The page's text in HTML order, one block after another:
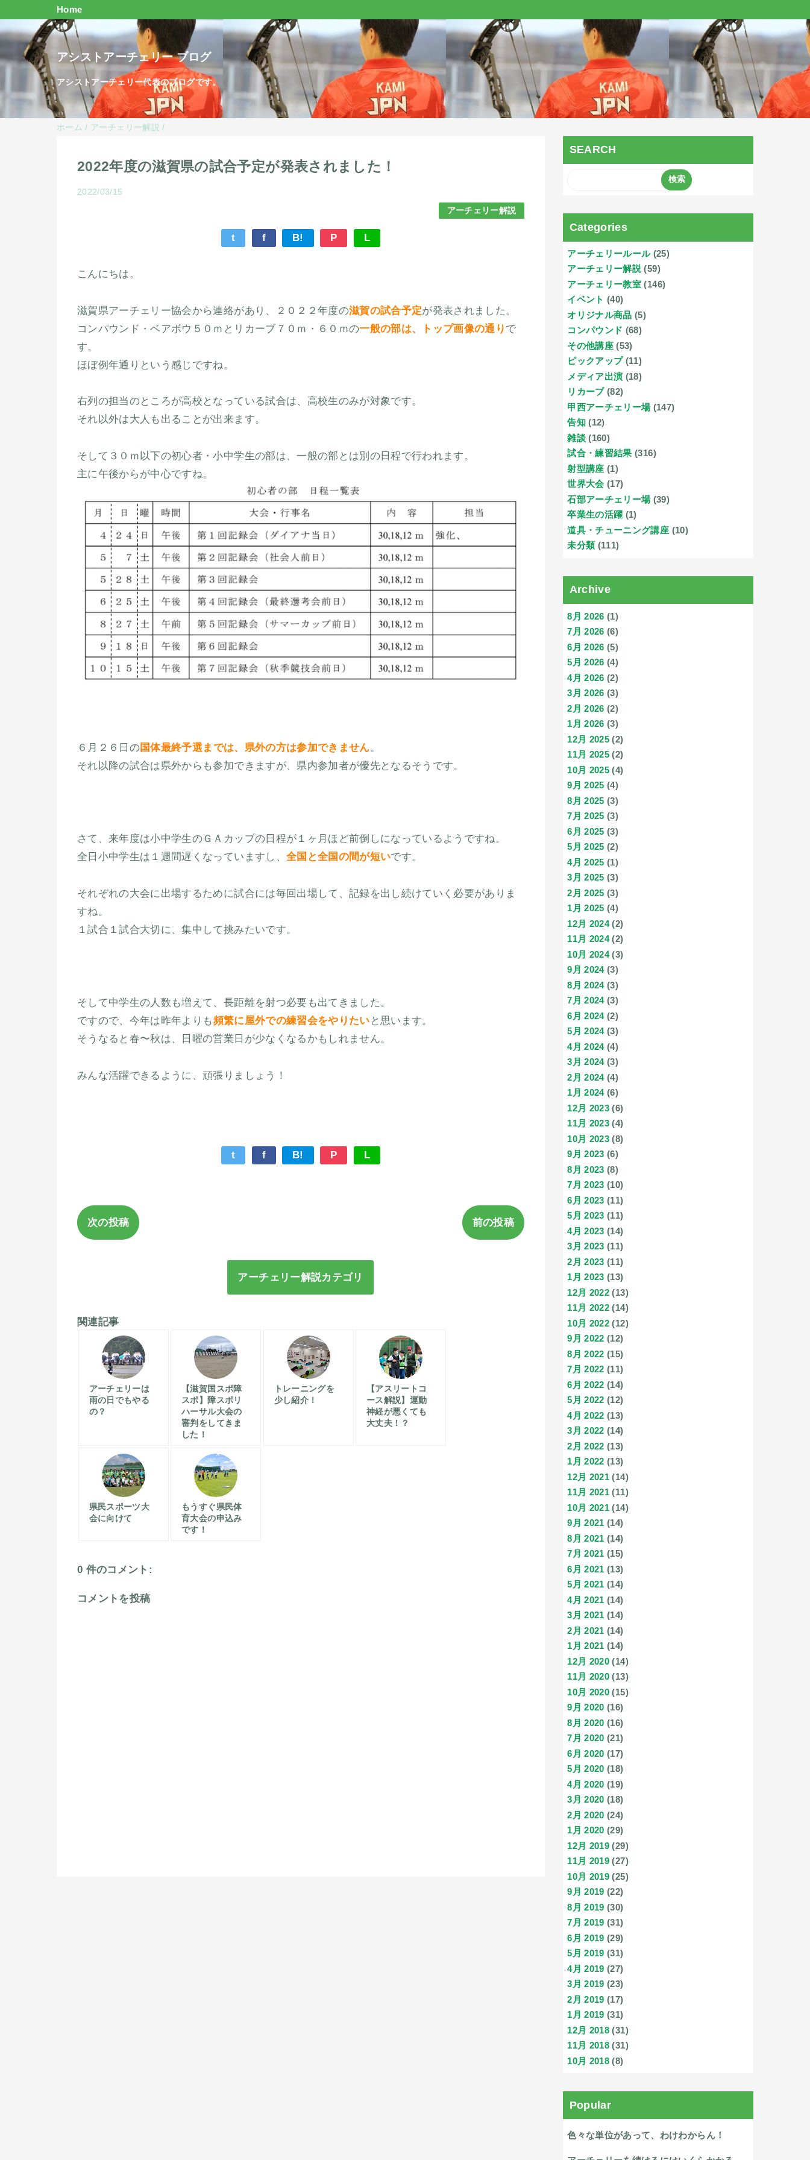
Home
アシストアーチェリー ブログ
アシストアーチェリー代表のブログです。
ホーム / アーチェリー解説 /
2022年度の滋賀県の試合予定が発表されました！
2022/03/15
アーチェリー解説
t f B! P L
こんにちは。
滋賀県アーチェリー協会から連絡があり、２０２２年度の滋賀の試合予定が発表されました。
コンパウンド・ベアボウ５０ｍとリカーブ７０ｍ・６０ｍの一般の部は、トップ画像の通り で
す。
ほぼ例年通りという感じですね。
右列の担当のところが高校となっている試合は、高校生のみが対象です。
それ以外は大人も出ることが出来ます。
そして３０ｍ以下の初心者・小中学生の部は、一般の部とは別の日程で行われます。
主に午後からが中心ですね。
６月２６日の国体最終予選までは、県外の方は参加できません。
それ以降の試合は県外からも参加できますが、県内参加者が優先となるそうです。
さて、来年度は小中学生のＧＡカップの日程が１ヶ月ほど前倒しになっているようですね。
全日小中学生は１週間遅くなっていますし、 全国と全国の間が短いです。
それぞれの大会に出場するために試合には毎回出場して、記録を出し続けていく必要がありま
すね。
１試合１試合大切に、集中して挑みたいです。
そして中学生の人数も増えて、長距離を射つ必要も出てきました。
ですので、今年は昨年よりも頻繁に屋外での練習会をやりたい と思います。
そうなると春〜秋は、日曜の営業日が少なくなるかもしれません。
みんな活躍できるように、頑張りましょう！
t f B! P L
次の投稿 前の投稿
アーチェリー解説カテゴリ
関連記事
アーチェリーは
雨の日でもやる
の？
【滋賀国スポ障
スポ】障スポリ
ハーサル大会の
審判をしてきま
した！
トレーニングを
少し紹介！
【アスリートコ
ース解説】運動
神経が悪くても
大丈夫！？
県民スポーツ大
会に向けて
もうすぐ県民体
育大会の申込み
です！
0 件のコメント:
コメントを投稿
SEARCH
Categories
アーチェリールール (25)
アーチェリー解説 (59)
アーチェリー教室 (146)
イベント (40)
オリジナル商品 (5)
コンパウンド (68)
その他講座 (53)
ピックアップ (11)
メディア出演 (18)
リカーブ (82)
甲西アーチェリー場 (147)
告知 (12)
雑談 (160)
試合・練習結果 (316)
射型講座 (1)
世界大会 (17)
石部アーチェリー場 (39)
卒業生の活躍 (1)
道具・チューニング講座 (10)
未分類 (111)
Archive
8月 2026 (1)
7月 2026 (6)
6月 2026 (5)
5月 2026 (4)
4月 2026 (2)
3月 2026 (3)
2月 2026 (2)
1月 2026 (3)
12月 2025 (2)
11月 2025 (2)
10月 2025 (4)
9月 2025 (4)
8月 2025 (3)
7月 2025 (3)
6月 2025 (3)
5月 2025 (2)
4月 2025 (1)
3月 2025 (3)
2月 2025 (3)
1月 2025 (4)
12月 2024(2)
11月 2024(2)
10月 2024(3)
9月 2024(3)
8月 2024(3)
7月 2024(3)
6月 2024(2)
5月 2024(3)
4月 2024(4)
3月 2024(3)
2月 2024(4)
1月 2024(6)
12月 2023 (6)
11月 2023 (4)
10月 2023 (8)
9月 2023 (6)
8月 2023 (8)
7月 2023 (10)
6月 2023 (11)
5月 2023 (11)
4月 2023 (14)
3月 2023 (11)
2月 2023 (11)
1月 2023 (13)
12月 2022 (13)
11月 2022 (14)
10月 2022 (12)
9月 2022 (12)
8月 2022 (15)
7月 2022 (11)
6月 2022 (14)
5月 2022 (12)
4月 2022 (13)
3月 2022 (14)
2月 2022 (13)
1月 2022 (13)
12月 2021 (14)
11月 2021 (11)
10月 2021 (14)
9月 2021 (14)
8月 2021 (14)
7月 2021 (15)
6月 2021 (13)
5月 2021 (14)
4月 2021 (14)
3月 2021 (14)
2月 2021 (14)
1月 2021 (14)
12月 2020 (14)
11月 2020 (13)
10月 2020 (15)
9月 2020 (16)
8月 2020 (16)
7月 2020 (21)
6月 2020 (17)
5月 2020 (18)
4月 2020 (19)
3月 2020 (18)
2月 2020 (24)
1月 2020 (29)
12月 2019 (29)
11月 2019 (27)
10月 2019 (25)
9月 2019 (22)
8月 2019 (30)
7月 2019 (31)
6月 2019 (29)
5月 2019 (31)
4月 2019 (27)
3月 2019 (23)
2月 2019 (17)
1月 2019 (31)
12月 2018 (31)
11月 2018 (31)
10月 2018 (8)
Popular
色々な単位があって、わけわからん！